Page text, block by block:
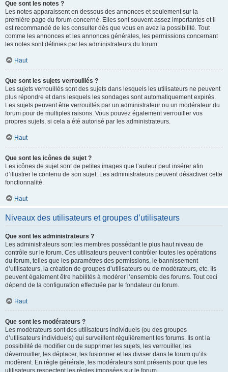
Que sont les notes ?
Les notes apparaissent en dessous des annonces et seulement sur la
première page du forum concerné. Elles sont souvent assez importantes et il
est recommandé de les consulter dès que vous en avez la possibilité. Tout
comme les annonces et les annonces générales, les permissions concernant
les notes sont définies par les administrateurs du forum.
Haut
Que sont les sujets verrouillés ?
Les sujets verrouillés sont des sujets dans lesquels les utilisateurs ne peuvent
plus répondre et dans lesquels les sondages sont automatiquement expirés.
Les sujets peuvent être verrouillés par un administrateur ou un modérateur du
forum pour de multiples raisons. Vous pouvez également verrouiller vos
propres sujets, si cela a été autorisé par les administrateurs.
Haut
Que sont les icônes de sujet ?
Les icônes de sujet sont de petites images que l’auteur peut insérer afin
d’illustrer le contenu de son sujet. Les administrateurs peuvent désactiver cette
fonctionnalité.
Haut
Niveaux des utilisateurs et groupes d’utilisateurs
Que sont les administrateurs ?
Les administrateurs sont les membres possédant le plus haut niveau de
contrôle sur le forum. Ces utilisateurs peuvent contrôler toutes les opérations
du forum, telles que les paramètres des permissions, le bannissement
d’utilisateurs, la création de groupes d’utilisateurs ou de modérateurs, etc. Ils
peuvent également être habilités à modérer l’ensemble des forums. Tout ceci
dépend de la configuration effectuée par le fondateur du forum.
Haut
Que sont les modérateurs ?
Les modérateurs sont des utilisateurs individuels (ou des groupes
d’utilisateurs individuels) qui surveillent régulièrement les forums. Ils ont la
possibilité de modifier ou de supprimer les sujets, les verrouiller, les
déverrouiller, les déplacer, les fusionner et les diviser dans le forum qu’ils
modèrent. En règle générale, les modérateurs sont présents pour que les
utilisateurs respectent les règles imposées sur le forum.